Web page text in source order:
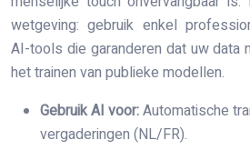
wetgeving: gebruik enkel
AI-tools die garanderen dat uw data
het trainen van publieke modellen.
Gebruik AI voor:Automatische
vergaderingen (NL/FR).